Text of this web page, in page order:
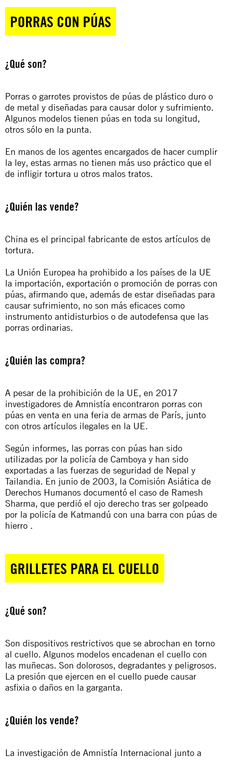
PORRAS CON PÚAS
¿Qué son?
Porras o garrotes provistos de púas de plástico duro o
de metal y diseñadas para causar dolor y sufrimiento.
Algunos modelos tienen púas en toda su longitud,
otros sólo en la punta.
En manos de los agentes encargados de hacer cumplir
la ley, estas armas no tienen más uso práctico que el
de infligir tortura u otros malos tratos.
¿Quién las vende?
China es el principal fabricante de estos artículos de
tortura.
La Unión Europea ha prohibido a los países de la UE
la importación, exportación o promoción de porras con
púas, afirmando que, además de estar diseñadas para
causar sufrimiento, no son más eficaces como
instrumento antidisturbios o de autodefensa que las
porras ordinarias.
¿Quién las compra?
A pesar de la prohibición de la UE, en 2017
investigadores de Amnistía encontraron porras con
púas en venta en una feria de armas de París, junto
con otros artículos ilegales en la UE.
Según informes, las porras con púas han sido
utilizadas por la policía de Camboya y han sido
exportadas a las fuerzas de seguridad de Nepal y
Tailandia. En junio de 2003, la Comisión Asiática de
Derechos Humanos documentó el caso de Ramesh
Sharma, que perdió el ojo derecho tras ser golpeado
por la policía de Katmandú con una barra con púas de
hierro .
GRILLETES PARA EL CUELLO
¿Qué son?
Son dispositivos restrictivos que se abrochan en torno
al cuello. Algunos modelos encadenan el cuello con
las muñecas. Son dolorosos, degradantes y peligrosos.
La presión que ejercen en el cuello puede causar
asfixia o daños en la garganta.
¿Quién los vende?
La investigación de Amnistía Internacional junto a